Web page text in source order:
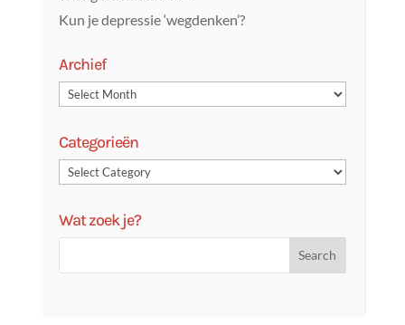
Kun je depressie ‘wegdenken’?
Archief
Categorieën
Wat zoek je?